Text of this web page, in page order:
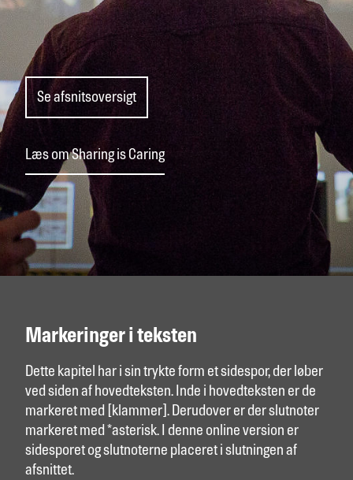
Se afsnitsoversigt
Læs om Sharing is Caring
Markeringer i teksten
Dette kapitel har i sin trykte form et sidespor, der løber
ved siden af hovedteksten. Inde i hovedteksten er de
markeret med [klammer]. Derudover er der slutnoter
markeret med *asterisk. I denne online version er
sidesporet og slutnoterne placeret i slutningen af
afsnittet.